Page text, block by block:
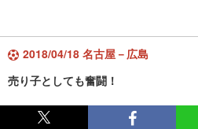
2018/04/18 名古屋－広島
売り子としても奮闘！